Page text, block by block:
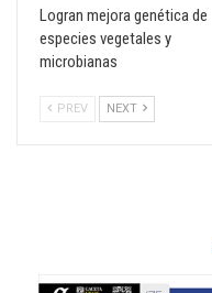
Logran mejora genética de
especies vegetales y
microbianas
PREV NEXT